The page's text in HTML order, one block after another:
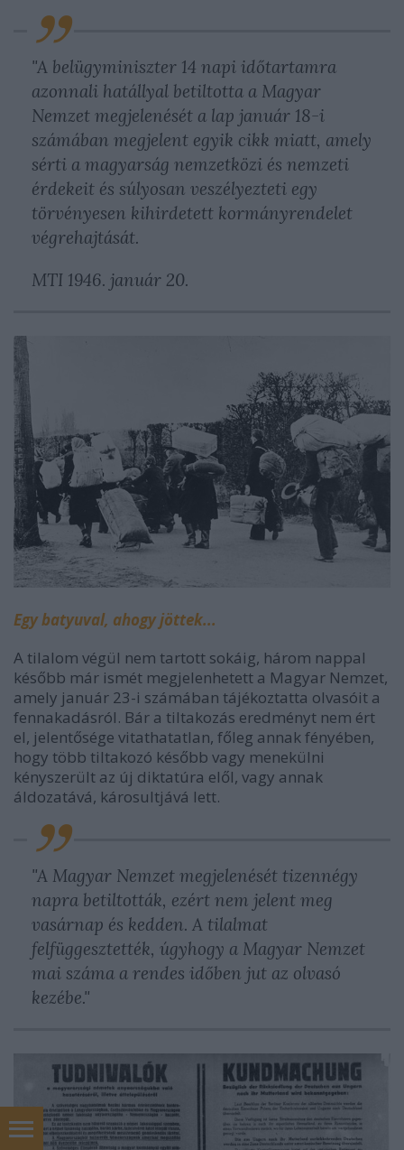
"A belügyminiszter 14 napi időtartamra
azonnali hatállyal betiltotta a Magyar
Nemzet megjelenését a lap január 18-i
számában megjelent egyik cikk miatt, amely
sérti a magyarság nemzetközi és nemzeti
érdekeit és súlyosan veszélyezteti egy
törvényesen kihirdetett kormányrendelet
végrehajtását.
MTI 1946. január 20.
Egy batyuval, ahogy jöttek...
A tilalom végül nem tartott sokáig, három nappal
később már ismét megjelenhetett a Magyar Nemzet,
amely január 23-i számában tájékoztatta olvasóit a
fennakadásról. Bár a tiltakozás eredményt nem ért
el, jelentősége vitathatatlan, főleg annak fényében,
hogy több tiltakozó később vagy menekülni
kényszerült az új diktatúra elől, vagy annak
áldozatává, károsultjává lett.
"A Magyar Nemzet megjelenését tizennégy
napra betiltották, ezért nem jelent meg
vasárnap és kedden. A tilalmat
felfüggesztették, úgyhogy a Magyar Nemzet
mai száma a rendes időben jut az olvasó
kezébe."